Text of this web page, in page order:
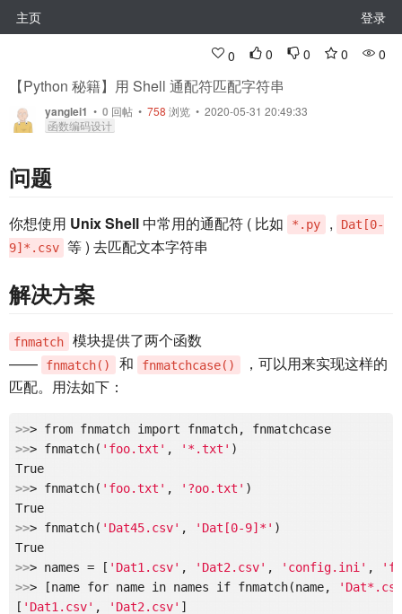
主页 登录
0 0 0 0 0
【Python 秘籍】用 Shell 通配符匹配字符串
yanglei1 • 0 回帖 • 758 浏览 • 2020-05-31 20:49:33
函数编码设计
问题
你想使用 Unix Shell中常用的通配符 ( 比如 *.py ,
Dat[0-
9]*.csv 等 ) 去匹配文本字符串
解决方案
fnmatch
模块提供了两个函数
——
fnmatch() 和 fnmatchcase()
，可以用来实现这样的
匹配。用法如下：
>>
> from fnmatch import fnmatch, fnmatchcase
>>> fnmatch( 'foo.txt' , '*.txt' )
True
>>> fnmatch( 'foo.txt' , '?oo.txt' )
True
>>> fnmatch( 'Dat45.csv' , 'Dat[0-9]*' )
True
>>> names = [ 'Dat1.csv' , 'Dat2.csv' , 'config.ini' ,
>>> [name for name in names if fnmatch(name,
[ 'Dat1.csv' , 'Dat2.csv'